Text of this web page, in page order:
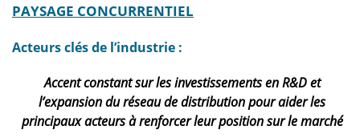
PAYSAGE CONCURRENTIEL
Acteurs clés de l’industrie :
Accent constant sur les investissements en R&D et
l’expansion du réseau de distribution pour aider les
principaux acteurs à renforcer leur position sur le marché